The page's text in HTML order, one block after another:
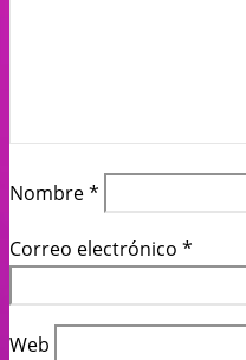
Nombre*
Correo electrónico *
Web